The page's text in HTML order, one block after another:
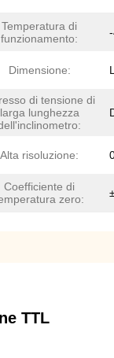
Temperatura di
funzionamento:
Dimensione:
di tensione di
larga lunghezza
Alta risoluzione:
Coefficiente di
zero:
TTL